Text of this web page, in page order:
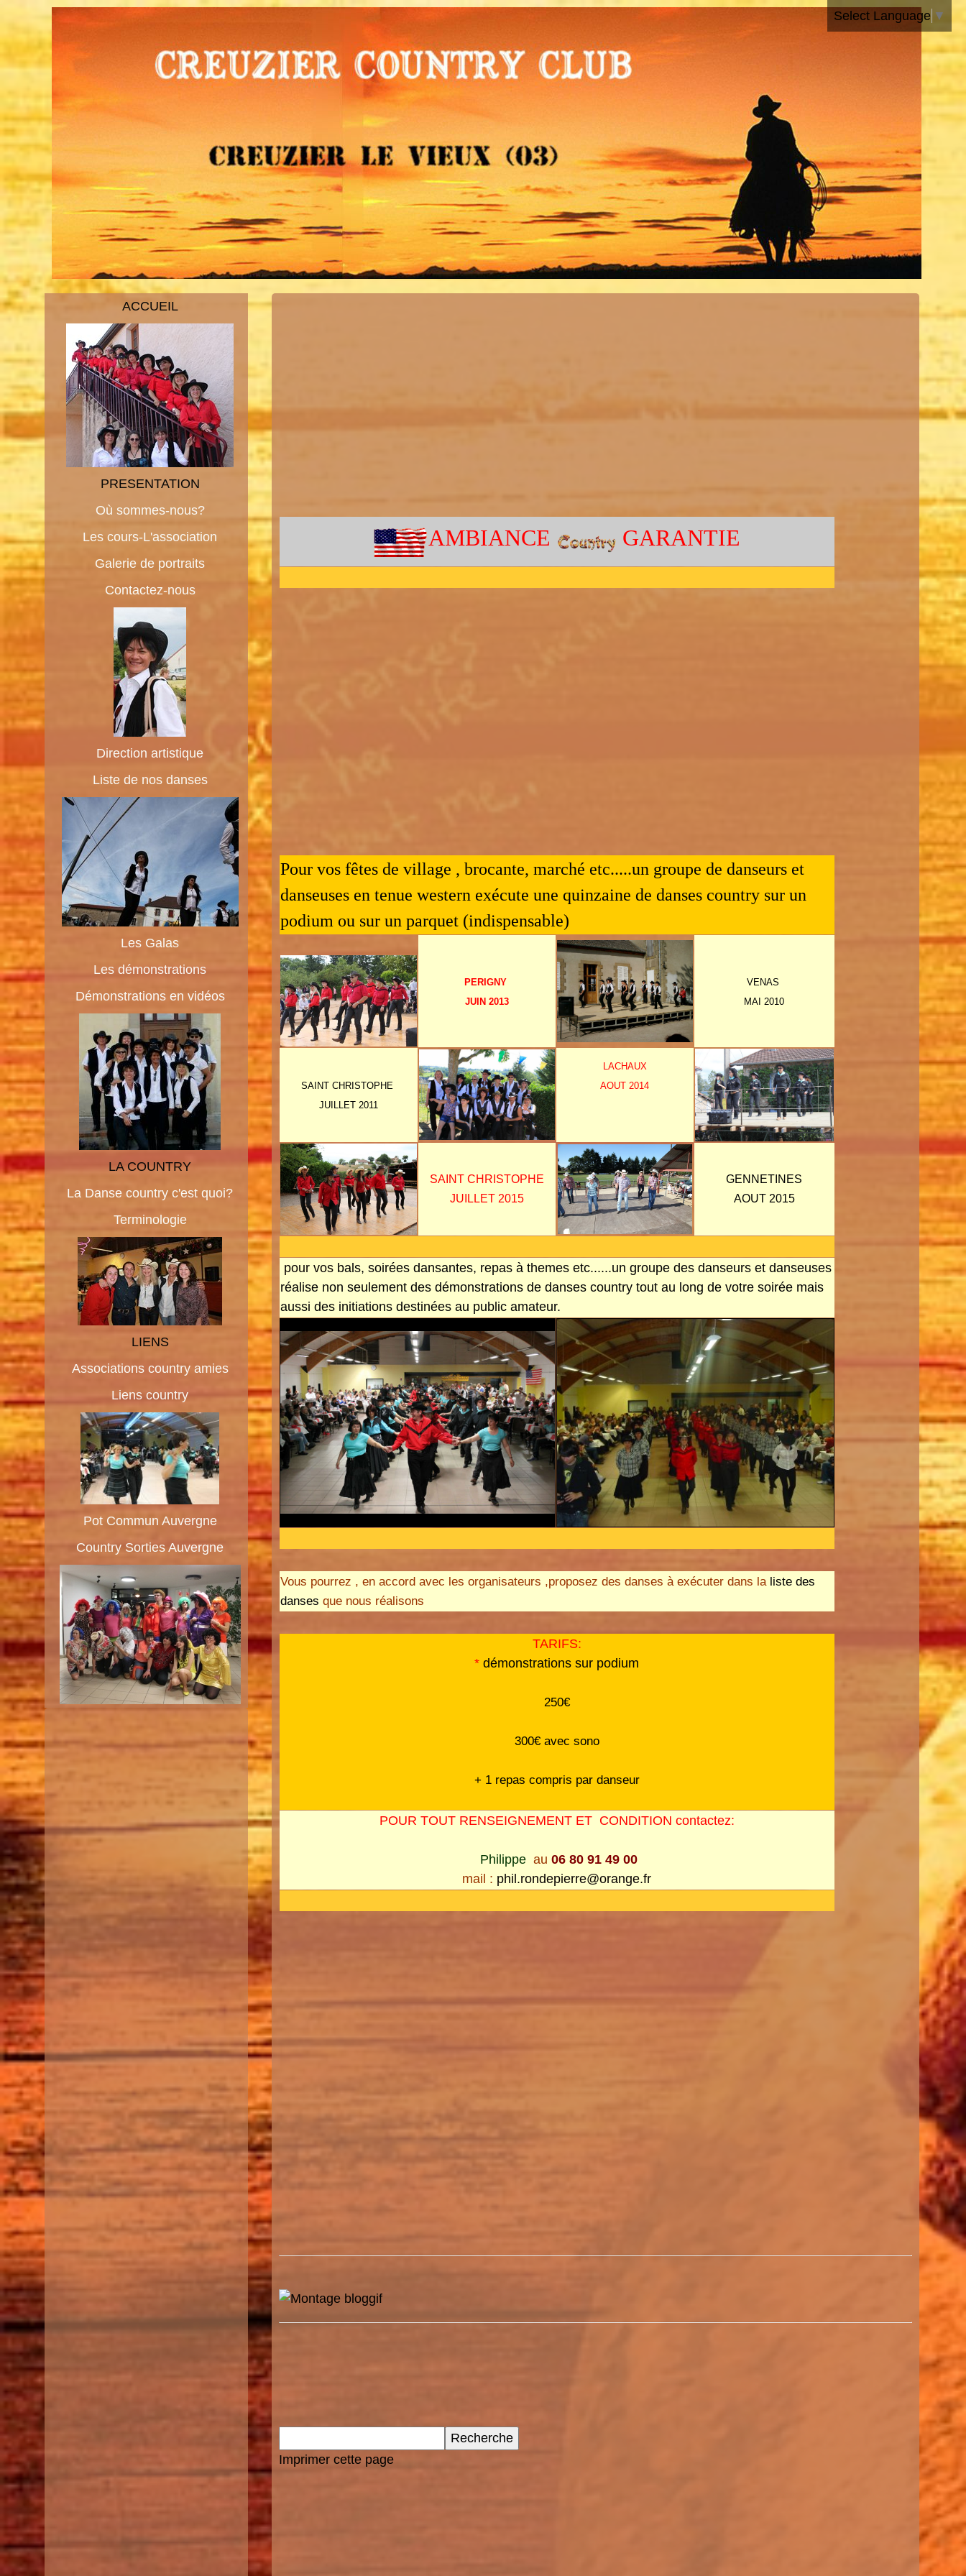
Select Language ▼
ACCUEIL
PRESENTATION
Où sommes-nous?
Les cours-L'association
Galerie de portraits
Contactez-nous
Direction artistique
Liste de nos danses
Les Galas
Les démonstrations
Démonstrations en vidéos
LA COUNTRY
La Danse country c'est quoi?
Terminologie
LIENS
Associations country amies
Liens country
Pot Commun Auvergne
Country Sorties Auvergne
AMBIANCE GARANTIE
Pour vos fêtes de village , brocante, marché etc.....un groupe de danseurs et
danseuses en tenue western exécute une quinzaine de danses country sur un
podium ou sur un parquet (indispensable)
PERIGNY
JUIN 2013
VENAS
MAI 2010
SAINT CHRISTOPHE
JUILLET 2011
LACHAUX
AOUT 2014
SAINT CHRISTOPHE
JUILLET 2015
GENNETINES
AOUT 2015
pour vos bals, soirées dansantes, repas à themes etc......un groupe des danseurs et danseuses
réalise non seulement des démonstrations de danses country tout au long de votre soirée mais
aussi des initiations destinées au public amateur.
Vous pourrez , en accord avec les organisateurs ,proposez des danses à exécuter dans la liste des
danses que nous réalisons
TARIFS:
* démonstrations sur podium
250€
300€ avec sono
+ 1 repas compris par danseur
POUR TOUT RENSEIGNEMENT ET CONDITION contactez:
Philippe au 06 80 91 49 00
mail : phil.rondepierre@orange.fr
Imprimer cette page